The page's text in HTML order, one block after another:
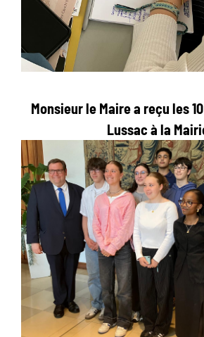
Monsieur le Maire a reçu les
Lussac à la